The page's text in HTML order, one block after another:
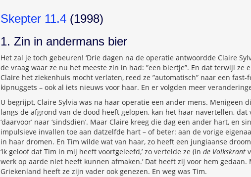
Skepter 11.4 (1998)
1. Zin in andermans bier
Het zal je toch gebeuren! ‘Drie dagen na de operatie antwoordde Claire
de vraag waar ze nu het meeste zin in had: ”een biertje”. En dat terwijl ze
Claire het ziekenhuis mocht verlaten, reed ze ”automatisch” naar een
kipnuggets – ook al iets nieuws voor haar. En er volgden meer
U begrijpt, Claire Sylvia was na haar operatie een ander mens. Menigeen
langs de afgrond van de dood heeft gelopen, kan het haar navertellen,
‘daarvoor’ naar ‘sindsdien’. Maar Claire kreeg die dag een ander hart, en
impulsieve invallen toe aan datzelfde hart – of beter: aan de vorige
in haar dromen. En Tim wilde wat van haar, zo heeft een jungiaanse
‘Ik geloof dat Tim in mij heeft voortgeleefd,’ zo vertelde ze (in de Volkskrant
werk op aarde niet heeft kunnen afmaken.’ Dat heeft zij voor hem gedaan.
Griekenland heeft ze zijn vader ook genezen. En weg was Tim.